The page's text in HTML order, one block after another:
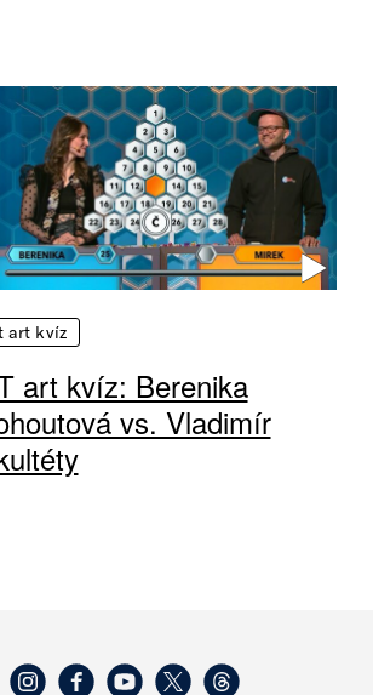
art kvíz
art kvíz: Berenika
vs. Vladimír